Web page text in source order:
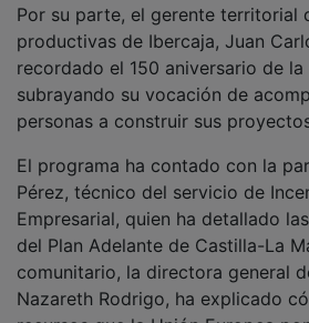
productivas de Ibercaja, Juan
recordado el 150 aniversario de la
subrayando su vocación de
personas a construir sus
Pérez, técnico del servicio de
Empresarial, quien ha detallado
del Plan Adelante de Castilla-La
comunitario, la directora general
Nazareth Rodrigo, ha explicado
recursos que la Unión Europea